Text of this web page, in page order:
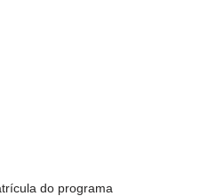
do programa